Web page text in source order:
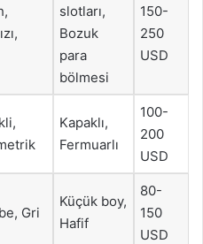
slotları,
Bozuk
para
bölmesi
150-
250
USD
Kapaklı,
Fermuarlı
100-
200
USD
Gri
Küçük boy,
Hafif
80-
150
USD